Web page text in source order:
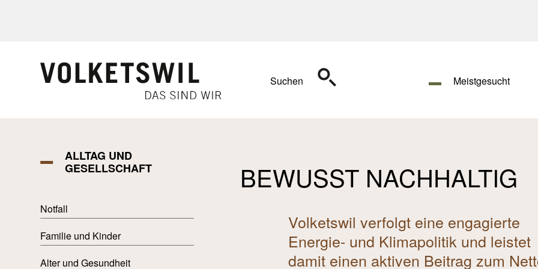
Suchen Meistgesucht
ALLTAG UND
GESELLSCHAFT
Notfall
Familie und Kinder
Alter und Gesundheit
BEWUSST NACHHALTIG
Volketswil verfolgt eine engagierte
Energie- und Klimapolitik und leistet
damit einen aktiven Beitrag zum